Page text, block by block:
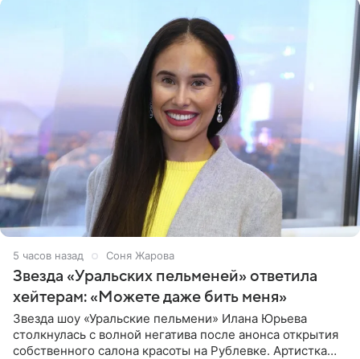
5 часов назад Соня Жарова
Звезда «Уральских пельменей» ответила
хейтерам: «Можете даже бить меня»
Звезда шоу «Уральские пельмени» Илана Юрьева
столкнулась с волной негатива после анонса открытия
собственного салона красоты на Рублевке. Артистка